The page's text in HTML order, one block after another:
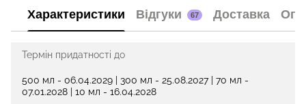
Характеристики Відгуки 67 Доставка
Термін придатності до
500 мл - 06.04.2029 | 300 мл - 25.08.2027 | 70 мл -
07.01.2028 | 10 мл - 16.04.2028